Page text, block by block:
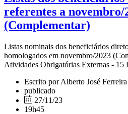
referentes a novembro/
(Complementar)
Listas nominais dos beneficiários
homologados em novembro/2023
Atividades Obrigatórias Externas - 15
Escrito por Alberto José
publicado
27/11/23
19h45